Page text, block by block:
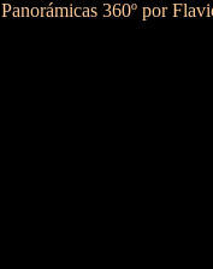
Panorámicas 360º por